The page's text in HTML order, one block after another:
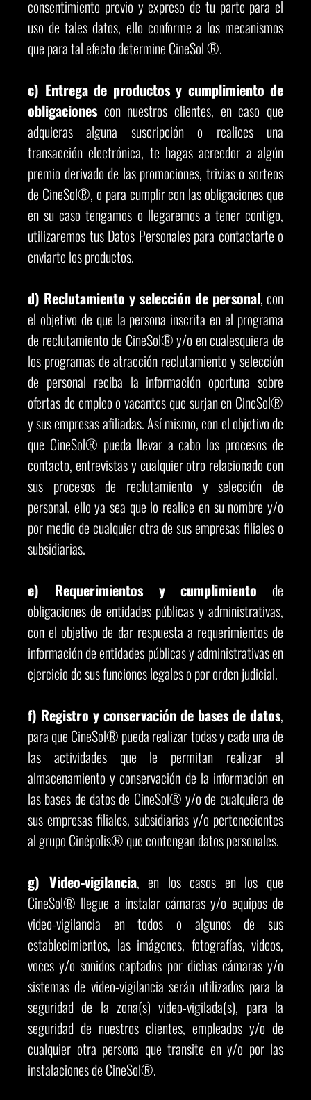
consentimiento previo y expreso de tu parte para el
uso de tales datos, ello conforme a los mecanismos
que para tal efecto determine CineSol ®.
c) Entrega de productos y cumplimiento de
obligaciones con nuestros clientes, en caso que
adquieras alguna suscripción o realices una
transacción electrónica, te hagas acreedor a algún
premio derivado de las promociones, trivias o sorteos
de CineSol®, o para cumplir con las obligaciones que
en su caso tengamos o llegaremos a tener contigo,
utilizaremos tus Datos Personales para contactarte o
enviarte los productos.
d) Reclutamiento y selección de personal, con
el objetivo de que la persona inscrita en el programa
de reclutamiento de CineSol® y/o en cualesquiera de
los programas de atracción reclutamiento y selección
de personal reciba la información oportuna sobre
ofertas de empleo o vacantes que surjan en CineSol®
y sus empresas afiliadas. Así mismo, con el objetivo de
que CineSol® pueda llevar a cabo los procesos de
contacto, entrevistas y cualquier otro relacionado con
sus procesos de reclutamiento y selección de
personal, ello ya sea que lo realice en su nombre y/o
por medio de cualquier otra de sus empresas filiales o
subsidiarias.
e) Requerimientos y cumplimiento de
obligaciones de entidades públicas y administrativas,
con el objetivo de dar respuesta a requerimientos de
información de entidades públicas y administrativas en
ejercicio de sus funciones legales o por orden judicial.
f) Registro y conservación de bases de datos,
para que CineSol® pueda realizar todas y cada una de
las actividades que le permitan realizar el
almacenamiento y conservación de la información en
las bases de datos de CineSol® y/o de cualquiera de
sus empresas filiales, subsidiarias y/o pertenecientes
al grupo Cinépolis® que contengan datos personales.
g) Video-vigilancia, en los casos en los que
CineSol® llegue a instalar cámaras y/o equipos de
video-vigilancia en todos o algunos de sus
establecimientos, las imágenes, fotografías, videos,
voces y/o sonidos captados por dichas cámaras y/o
sistemas de video-vigilancia serán utilizados para la
seguridad de la zona(s) video-vigilada(s), para la
seguridad de nuestros clientes, empleados y/o de
cualquier otra persona que transite en y/o por las
instalaciones de CineSol®.